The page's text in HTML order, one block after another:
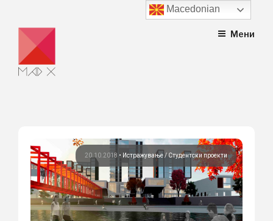
content
Мени
20.10.2018 • Истражување Студентски проекти
Macedonian